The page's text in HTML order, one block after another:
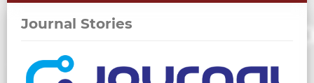
Journal Stories